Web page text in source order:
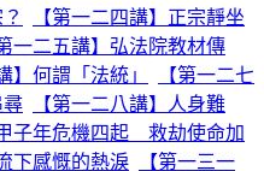
【第一二四講】正宗靜坐
第一二五講】弘法院教材傳
】何謂「法統」
【第一二七
尋
【第一二八講】人身難
子年危機四起 救劫使命加
下感慨的熱淚
【第一三一